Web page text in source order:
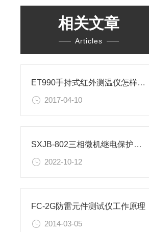
相关文章
Articles
ET990手持式红外测温仪怎样操作？
2017-04-10
SXJB-802三相微机继电保护测试仪的运用范围
2022-10-12
FC-2G防雷元件测试仪工作原理
2014-03-05